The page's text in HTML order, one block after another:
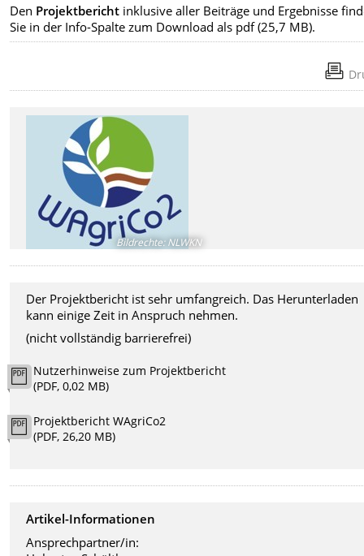
Den Projektbericht inklusive aller Beiträge und Ergebnisse
Sie in der Info-Spalte zum Download als pdf (25,7 MB).
Bildrechte:NLWKN
Der Projektbericht ist sehr umfangreich. Das Herunterladen
kann einige Zeit in Anspruch nehmen.
(nicht vollständig barrierefrei)
Nutzerhinweise zum Projektbericht
(PDF, 0,02 MB)
Projektbericht WAgriCo2
(PDF, 26,20 MB)
Artikel-Informationen
Ansprechpartner/in: